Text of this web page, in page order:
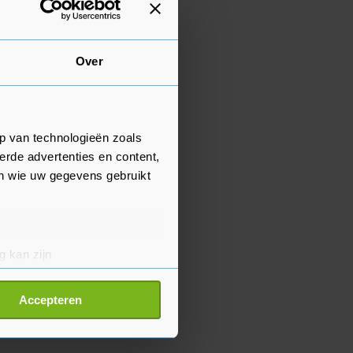
Over
van technologieën zoals
advertenties en content,
wie uw gegevens gebruikt
kan zijn
detailgedeelte
Accepteren